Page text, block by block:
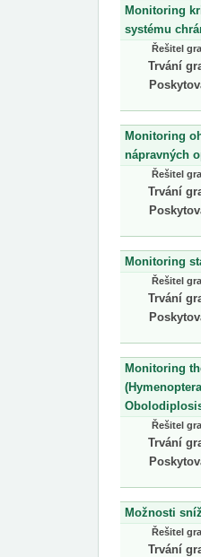
Monitoring
systému
Řešitel
Trvání
Monitoring
nápravných
Řešitel
Trvání
Monitoring
Řešitel
Trvání
Monitoring
Řešitel
Trvání
Možnosti
Řešitel
Trvání